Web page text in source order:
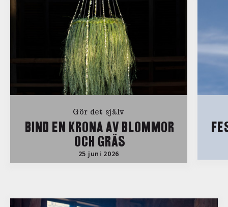
Gör det själv
BIND EN KRONA AV BLOMMOR
OCH GRÄS
25 juni 2026